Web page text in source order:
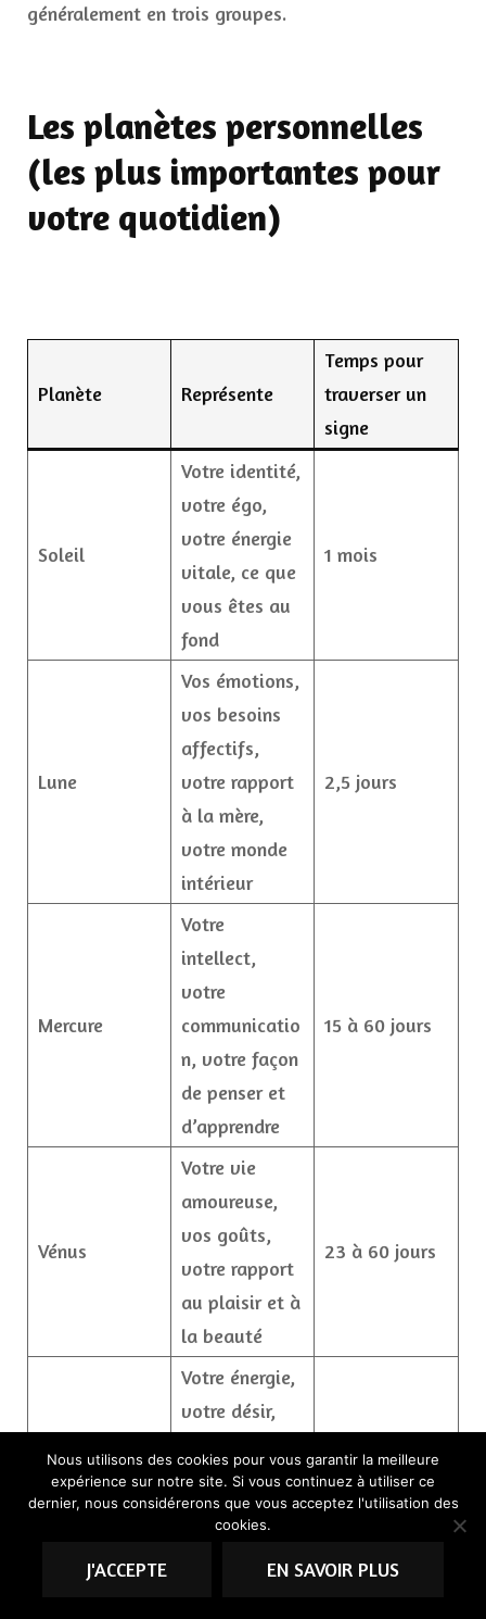
généralement en trois groupes.
Les planètes personnelles
(les plus importantes pour
votre quotidien)
Planète Représente
Temps pour
traverser un
signe
Soleil
Votre identité,
votre égo,
votre énergie
vitale, ce que
vous êtes au
fond
1 mois
Lune
Vos émotions,
vos besoins
affectifs,
votre rapport
à la mère,
votre monde
intérieur
2,5 jours
Mercure
Votre
intellect,
votre
communicatio
n, votre façon
de penser et
d’apprendre
15 à 60 jours
Vénus
Votre vie
amoureuse,
vos goûts,
votre rapport
au plaisir et à
la beauté
23 à 60 jours
Mars
Votre énergie,
votre désir,
combativité,
votre façon
vous affirmer
45 jours
environ
Nous utilisons des cookies pour vous garantir la meilleure
expérience sur notre site. Si vous continuez à utiliser ce
dernier, nous considérerons que vous acceptez l'utilisation des
cookies.
J'ACCEPTE EN SAVOIR PLUS